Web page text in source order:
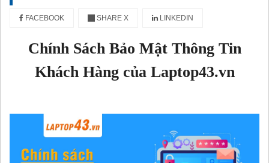
FACEBOOK SHARE X LINKEDIN
Chính Sách Bảo Mật Thông Tin
Khách Hàng của Laptop43.vn